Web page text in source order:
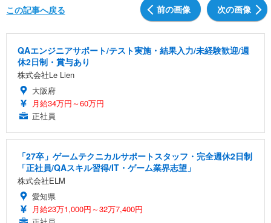
前の画像 次の画像
この記事へ戻る
QAエンジニアサポート/テスト実施・結果入力/未経験歓迎/週
休2日制・賞与あり
株式会社Le Lien
大阪府
月給34万円～60万円
正社員
「27卒」ゲームテクニカルサポートスタッフ・完全週休2日制
「正社員/QAスキル習得/IT・ゲーム業界志望」
株式会社ELM
愛知県
月給23万1,000円～32万7,400円